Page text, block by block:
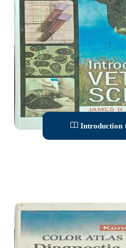
Introduction